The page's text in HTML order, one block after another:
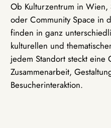
Ob Kulturzentrum in Wien,
oder Community Space in
finden in ganz
kulturellen und
jedem Standort steckt eine
Zusammenarbeit,
Besucherinteraktion.